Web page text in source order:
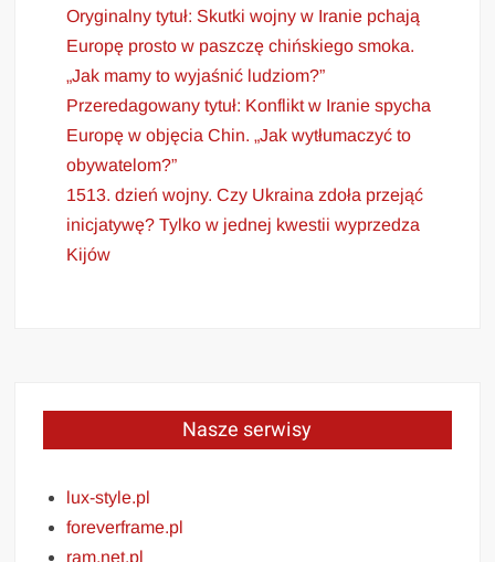
Oryginalny tytuł: Skutki wojny w Iranie pchają
Europę prosto w paszczę chińskiego smoka.
„Jak mamy to wyjaśnić ludziom?”
Przeredagowany tytuł: Konflikt w Iranie spycha
Europę w objęcia Chin. „Jak wytłumaczyć to
obywatelom?”
1513. dzień wojny. Czy Ukraina zdoła przejąć
inicjatywę? Tylko w jednej kwestii wyprzedza
Kijów
Nasze serwisy
lux-style.pl
foreverframe.pl
ram.net.pl